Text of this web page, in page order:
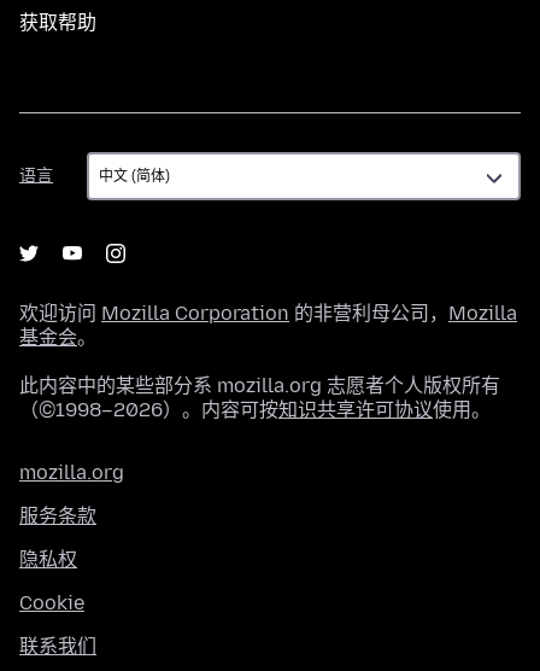
获取帮助
语言
语
言
欢迎访问 Mozilla Corporation 的非营利母公司， Mozilla
基金会。
此内容中的某些部分系 mozilla.org 志愿者个人版权所有
（©1998–2026）。内容可按知识共享许可协议使用。
mozilla.org
服务条款
隐私权
Cookie
联系我们